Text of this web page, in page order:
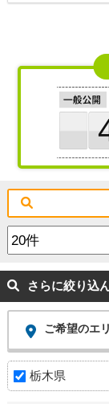
さらに絞り込
ご希望のエ
栃木県